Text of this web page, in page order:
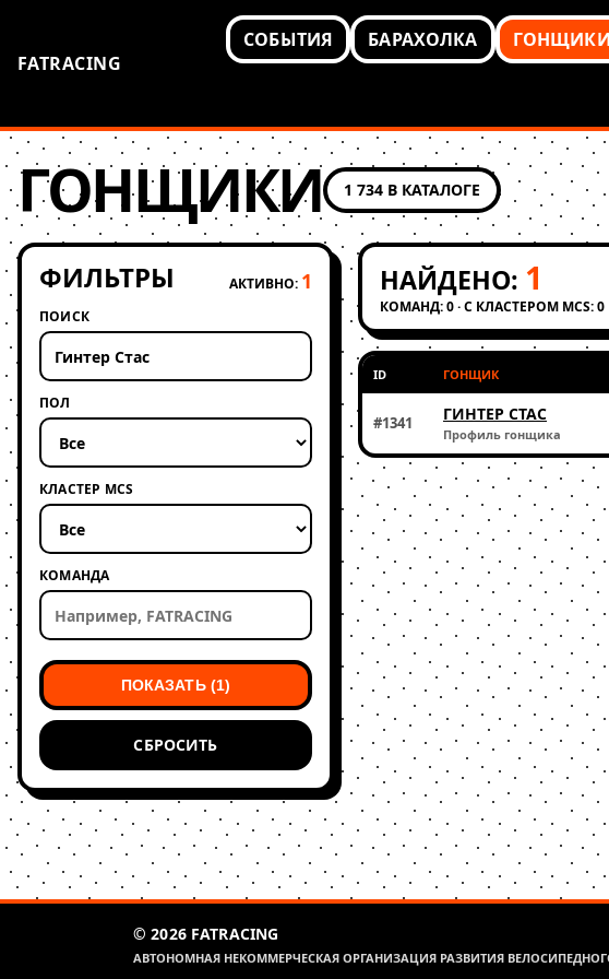
FATRACING
СОБЫТИЯ БАРАХОЛКА ГОНЩИКИ
ГОНЩИКИ 1 734 В КАТАЛОГЕ
ФИЛЬТРЫ АКТИВНО: 1
ПОИСК
ПОЛ
КЛАСТЕР MCS
КОМАНДА
ПОКАЗАТЬ (1)
СБРОСИТЬ
НАЙДЕНО: 1
КОМАНД: 0 · С КЛАСТЕРОМ MCS: 0
ID ГОНЩИК
#1341 ГИНТЕР СТАС
Профиль гонщика
© 2026 FATRACING
АВТОНОМНАЯ НЕКОММЕРЧЕСКАЯ ОРГАНИЗАЦИЯ РАЗВИТИЯ